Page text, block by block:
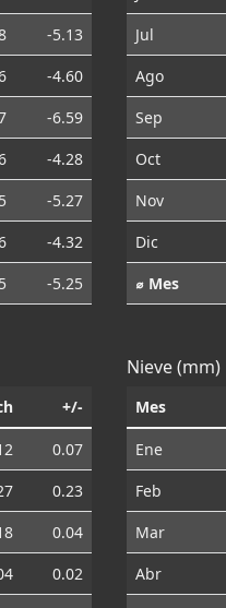
-5.13
-4.60
-6.59
-4.28
-5.27
-4.32
-5.25
Jul
Ago
Sep
Oct
Nov
Dic
⌀ Mes
+/-
0.07
0.23
0.04
0.02
Nieve (mm)
Mes
Ene
Feb
Mar
Abr